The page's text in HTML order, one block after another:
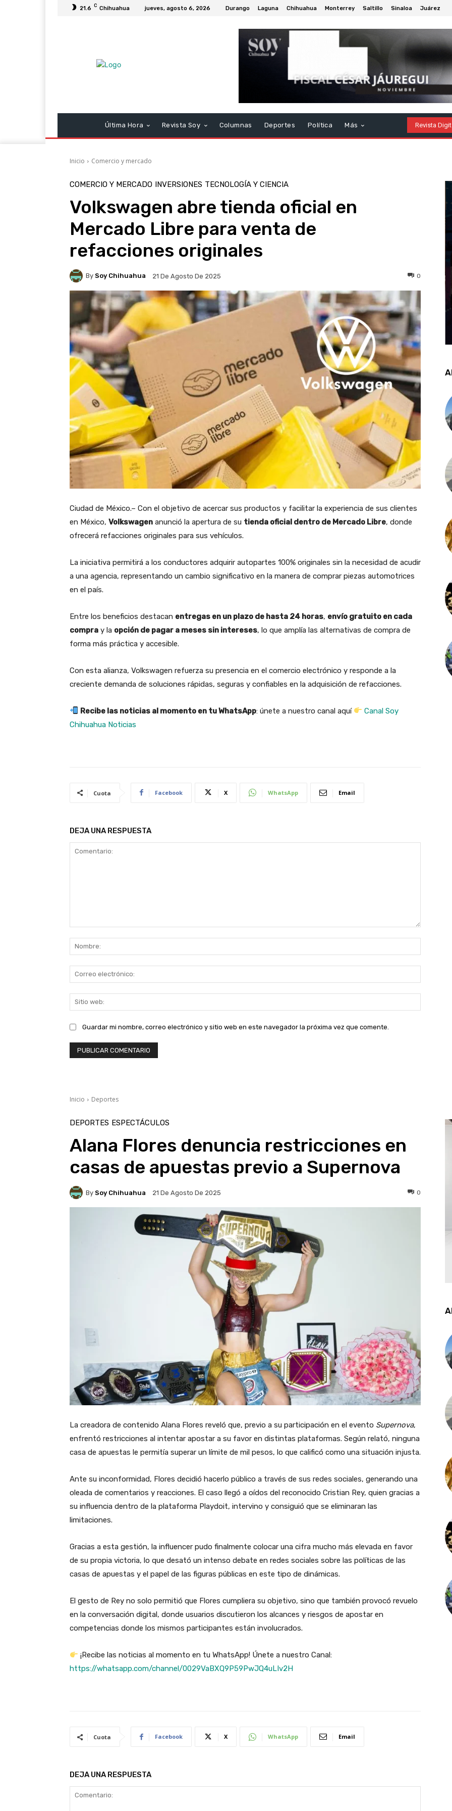
21.6 C Chihuahua jueves, agosto 6, 2026 Durango Laguna Chihuahua Monterrey Saltillo Sinaloa Juárez
Última Hora Revista Soy Columnas Deportes Política Más Revista
Inicio Comercio y mercado
COMERCIO Y MERCADO INVERSIONES TECNOLOGÍA Y CIENCIA
Volkswagen abre tienda oficial en
Mercado Libre para venta de
refacciones originales
By Soy Chihuahua 21 De Agosto De 2025 0
Ciudad de México.– Con el objetivo de acercar sus productos y facilitar la experiencia de sus clientes
en México, Volkswagen anunció la apertura de su tienda oficial dentro de Mercado Libre, donde
ofrecerá refacciones originales para sus vehículos.
La iniciativa permitirá a los conductores adquirir autopartes 100% originales sin la necesidad de acudir
a una agencia, representando un cambio significativo en la manera de comprar piezas automotrices
en el país.
Entre los beneficios destacan entregas en un plazo de hasta 24 horas, envío gratuito en cada
compra y la opción de pagar a meses sin intereses, lo que amplía las alternativas de compra de
forma más práctica y accesible.
Con esta alianza, Volkswagen refuerza su presencia en el comercio electrónico y responde a la
creciente demanda de soluciones rápidas, seguras y confiables en la adquisición de refacciones.
Recibe las noticias al momento en tu WhatsApp: únete a nuestro canal aquí
Canal Soy
Chihuahua Noticias
Cuota Facebook X WhatsApp Email
DEJA UNA RESPUESTA
web:
Guardar mi nombre, correo electrónico y sitio web en este navegador la próxima vez que comente.